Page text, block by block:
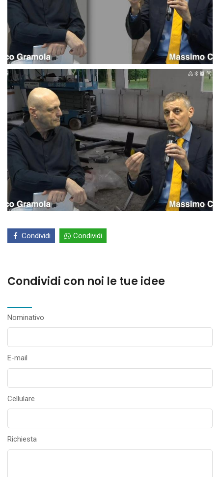
Condividi Condividi
Condividi con noi le tue idee
Nominativo
E-mail
Cellulare
Richiesta